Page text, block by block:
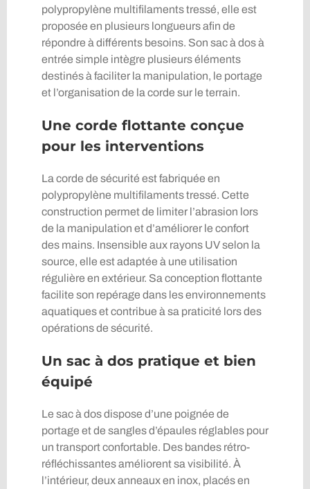
polypropylène multifilaments tressé, elle est
proposée en plusieurs longueurs afin de
répondre à différents besoins. Son sac à dos à
entrée simple intègre plusieurs éléments
destinés à faciliter la manipulation, le portage
et l’organisation de la corde sur le terrain.
Une corde flottante conçue
pour les interventions
La corde de sécurité est fabriquée en
polypropylène multifilaments tressé. Cette
construction permet de limiter l’abrasion lors
de la manipulation et d’améliorer le confort
des mains. Insensible aux rayons UV selon la
source, elle est adaptée à une utilisation
régulière en extérieur. Sa conception flottante
facilite son repérage dans les environnements
aquatiques et contribue à sa praticité lors des
opérations de sécurité.
Un sac à dos pratique et bien
équipé
Le sac à dos dispose d’une poignée de
portage et de sangles d’épaules réglables pour
un transport confortable. Des bandes rétro-
réfléchissantes améliorent sa visibilité. À
l’intérieur, deux anneaux en inox, placés en